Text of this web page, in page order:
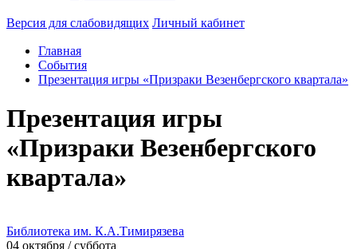
Версия для слабовидящих Личный кабинет
Главная
События
Презентация игры «Призраки Везенбергского квартала»
Презентация игры
«Призраки Везенбергского
квартала»
Библиотека им. К.А.Тимирязева
04 октября / суббота